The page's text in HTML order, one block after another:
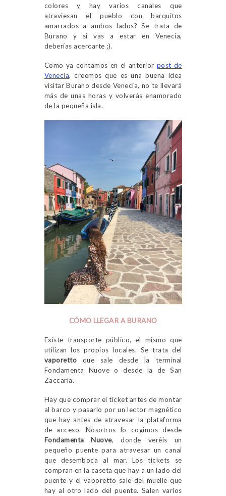
colores y hay varios canales que
atraviesan el pueblo con barquitos
amarrados a ambos lados? Se trata de
Burano y si vas a estar en Venecia,
deberías acercarte ;).
Como ya contamos en el anterior post de
Venecia, creemos que es una buena idea
visitar Burano desde Venecia, no te llevará
más de unas horas y volverás enamorado
de la pequeña isla.
CÓMO LLEGAR A BURANO
Existe transporte público, el mismo que
utilizan los propios locales. Se trata del
vaporetto que sale desde la terminal
Fondamenta Nuove o desde la de San
Zaccaria.
Hay que comprar el ticket antes de montar
al barco y pasarlo por un lector magnético
que hay antes de atravesar la plataforma
de acceso. Nosotros lo cogimos desde
Fondamenta Nuove, donde veréis un
pequeño puente para atravesar un canal
que desemboca al mar. Los tickets se
compran en la caseta que hay a un lado del
puente y el vaporetto sale del muelle que
hay al otro lado del puente. Salen varios